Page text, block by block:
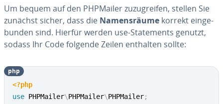
Um bequem auf den PHPMailer zu­zu­grei­fen, stellen Sie
zunächst sicher, dass die Na­mens­räu­me korrekt ein­ge­
bun­den sind. Hierfür werden use-State­ments genutzt,
sodass Ihr Code folgende Zeilen enthalten sollte:
<?php
use PHPMailer\PHPMailer\PHPMailer;
php